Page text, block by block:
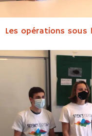
Les opérations sous